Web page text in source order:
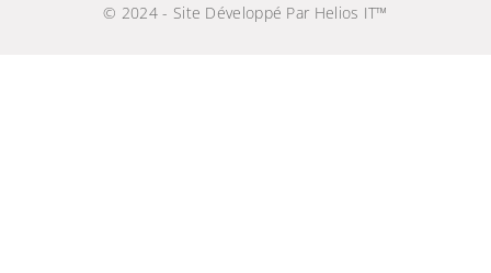
© 2024 - Site Développé Par Helios IT™